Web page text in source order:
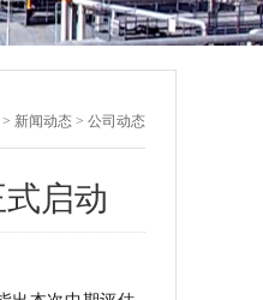
> 新闻动态 > 公司动态
启动